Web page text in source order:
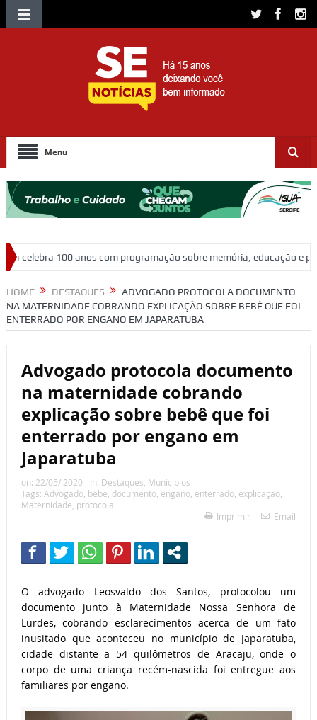
Menu
programação sobre memória, educação e patrimônio Adasfa e
HOME DESTAQUES
ADVOGADO PROTOCOLA DOCUMENTO
NA MATERNIDADE COBRANDO EXPLICAÇÃO SOBRE BEBÊ QUE FOI
ENTERRADO POR ENGANO EM JAPARATUBA
Advogado protocola documento
na maternidade cobrando
explicação sobre bebê que foi
enterrado por engano em
Japaratuba
on: 22/05/ 2020 In: Destaques, Municípios
Tags: Advogado, bebe, documento, engano, enterrado, explicação,
Maternidade, protocola
Imprimir
Email
O advogado Leosvaldo dos Santos, protocolou um
documento junto à Maternidade Nossa Senhora de
Lurdes, cobrando esclarecimentos acerca de um fato
inusitado que aconteceu no município de Japaratuba,
cidade distante a 54 quilômetros de Aracaju, onde o
corpo de uma criança recém-nascida foi entregue aos
familiares por engano.